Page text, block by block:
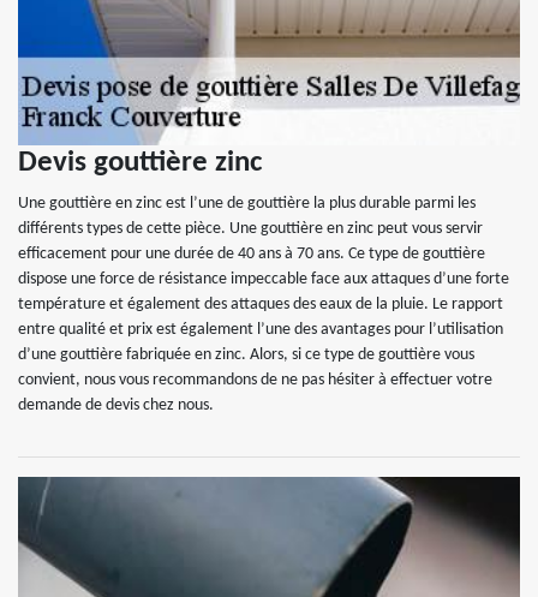
Devis gouttière zinc
Une gouttière en zinc est l’une de gouttière la plus durable parmi les
différents types de cette pièce. Une gouttière en zinc peut vous servir
efficacement pour une durée de 40 ans à 70 ans. Ce type de gouttière
dispose une force de résistance impeccable face aux attaques d’une forte
température et également des attaques des eaux de la pluie. Le rapport
entre qualité et prix est également l’une des avantages pour l’utilisation
d’une gouttière fabriquée en zinc. Alors, si ce type de gouttière vous
convient, nous vous recommandons de ne pas hésiter à effectuer votre
demande de devis chez nous.